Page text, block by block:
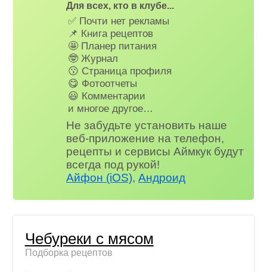
Для всех, кто в клубе...
✅ Почти нет рекламы
📌 Книга рецептов
🤩 Планер питания
🤓 Журнал
😗 Страница профиля
😋 Фотоотчеты
😃 Комментарии
и многое другое…
Не забудьте установить наше
веб-приложение на телефон,
рецепты и сервисы Аймкук будут
всегда под рукой!
Айфон (iOS),Андроид
Чебуреки с мясом
Подборка рецептов